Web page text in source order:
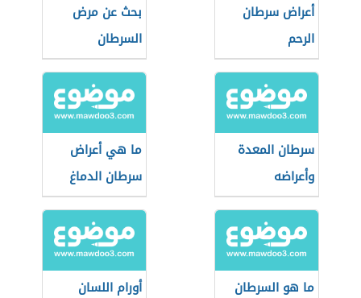
أعراض سرطان
الرحم
بحث عن مرض
السرطان
سرطان المعدة
وأعراضه
ما هي أعراض
سرطان الدماغ
ما هو السرطان
أورام اللسان